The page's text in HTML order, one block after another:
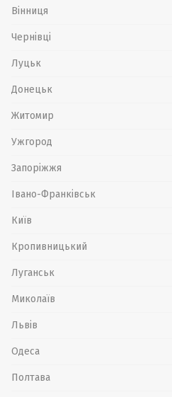
Вінниця
Чернівці
Луцьк
Донецьк
Житомир
Ужгород
Запоріжжя
Івано-Франківськ
Київ
Кропивницький
Луганськ
Миколаїв
Львів
Одеса
Полтава